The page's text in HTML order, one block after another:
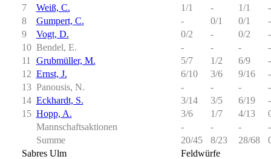
7
Weiß, C. 1/1 - 1/1
-
8
Gumpert, C. - 0/1 0/1
-
9
Vogt, D. 0/2 - 0/2
-
10 Bendel, E. - - -
-
11
Grubmüller, M. 5/7 1/2 6/9
-
12 Ernst, J. 6/10 3/6 9/16
-
13 Panousis, N. - - -
-
14 Eckhardt, S. 3/14 3/5 6/19
-
15 Hopp, A. 3/6 1/7 4/13
Mannschaftsaktionen
- - -
-
Summe
20/45 8/23 28/68
Sabres Ulm
Feldwürfe